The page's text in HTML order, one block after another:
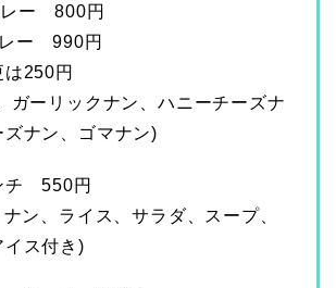
レー 800円
レー 990円
250円
ガーリックナン、ハニーチーズナ
ズナン、ゴマナン)
チ 550円
ン、ライス、サラダ、スープ、
イス付き)